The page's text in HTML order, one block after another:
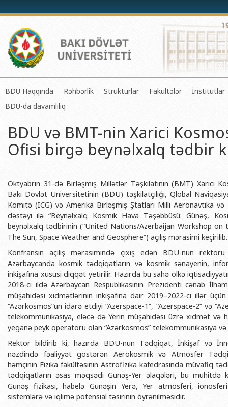
BDU Haqqında
BDU-nun tarixi
BDU-nun Missiya və Strateji inkişaf planı
BDU-nun İnkişaf Proqramı (2014-2020)
BDU-nun üzv olduğu beynəlxalq təşkilatlar
BDU-nun qrant layihələri
Rektorlarımız
BDU-nun məzunları
Fəxri doktorlarımız
BDU-da təhsil
BDU-da tədris olunan ixtisaslar
Universitet tarixinin ən mühüm hadisələri
Rəhbərlik
Prorektorlar
Elmi Şura
Həmkarlar İttifaqı Komitəsi
Tədris Metodiki Şura
Strukturlar
Elmi fəaliyyətin təşkili və
Informasiya Texnologiyaları
Xarici tələbələrlə iş şöbəsi
İctimaiyyətlə əlaqələr və
Humanitar məsələlər və gənclər
İnsan resursları və hüquq şöbəsi
Sənədlər və Müraciətlərlə iş
Maliyyə və təminat Departamenti
Keyfiyyətin təminatı, monitorinq
Psixoloji Yardım Sektoru
Mədəniyyət-yaradıcılıq Mərkəzi
İdman-sağlamlıq Mərkəzi
BDU-nun Nəşr Evi
Fakültələr
Tətbiqi riyaziyyat
Fizika fakültəsi
Biologiya fakültəsi
Ekologiya və
Coğrafiya fakültəsi
Geologiya fakültəsi
Filologiya fakültəsi
Tarix fakültəsi
Beynəlxalq
Hüquq fakültəsi
Jurnalistika fakültəsi
İnformasiya və
Şərqşünasliq
Sosial elmlər və
İnstitutlar
Tətbiqi
Şəxsi
Publik
BDU-da davamlılıq
BDU və BMT-nin Xarici
Ofisi birgə beynəlxalq tədbir
Oktyabrın 31-də Birləşmiş Millətlər Təşkilatının (BMT) Xarici
Bakı Dövlət Universitetinin (BDU) təşkilatçılığı, Qlobal
Komitə (ICG) və Amerika Birləşmiş Ştatları Milli Aeronavtika və
dəstəyi ilə “Beynəlxalq Kosmik Hava Təşəbbüsü: Günəş,
beynəlxalq tədbirinin (“United Nations/Azerbaijan Workshop
The Sun, Space Weather and Geosphere”) açılış mərasimi keçirilib.
Konfransın açılış mərasimində çıxış edən BDU-nun
Azərbaycanda kosmik tədqiqatların və kosmik sənayenin,
inkişafına xüsusi diqqət yetirilir. Hazırda bu sahə ölkə
2018-ci ildə Azərbaycan Respublikasının Prezidenti cənab
müşahidəsi xidmətlərinin inkişafına dair 2019–2022-ci illər
“Azərkosmos”un idarə etdiyi “Azerspace-1”, “Azerspace-2” və
telekommunikasiya, eləcə də Yerin müşahidəsi üzrə xidmət
yeganə peyk operatoru olan “Azərkosmos” telekommunikasiya
Rektor bildirib ki, hazırda BDU-nun Tədqiqat, İnkişaf və
nəzdində fəaliyyət göstərən Aerokosmik və Atmosfer
həmçinin Fizika fakültəsinin Astrofizika kafedrasında müvafiq
tədqiqatların əsas məqsədi Günəş-Yer əlaqələri, bu mühitdə
Günəş fizikası, habelə Günəşin Yerə, Yer atmosferi,
sistemlərə və iqlimə potensial təsirinin öyrənilməsidir.